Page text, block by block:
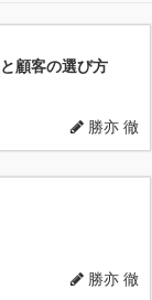
顧客の選び方
勝亦 徹
勝亦 徹